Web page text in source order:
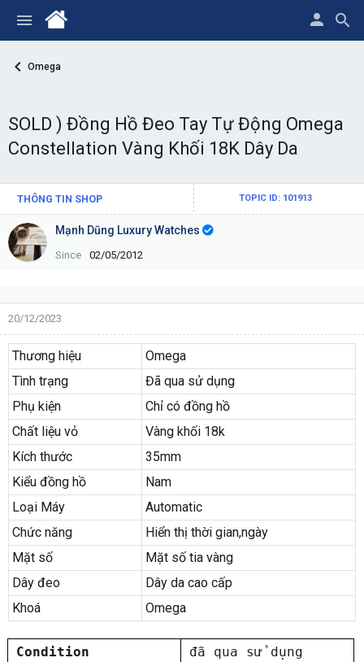
Omega
SOLD ) Đồng Hồ Đeo Tay Tự Động Omega
Constellation Vàng Khối 18K Dây Da
THÔNG TIN SHOP TOPIC ID: 101913
Mạnh Dũng Luxury Watches
Since 02/05/2012
20/12/2023
Thương hiệu
Omega
Tình trạng
Đã qua sử dụng
Phụ kiện
Chỉ có đồng hồ
Chất liệu vỏ
Vàng khối 18k
Kích thước
35mm
Kiểu đồng hồ
Nam
Loại Máy
Automatic
Chức năng
Hiển thị thời gian,ngày
Mặt số
Mặt số tia vàng
Dây đeo
Dây da cao cấp
Khoá
Omega
Condition
đã qua sử dụng